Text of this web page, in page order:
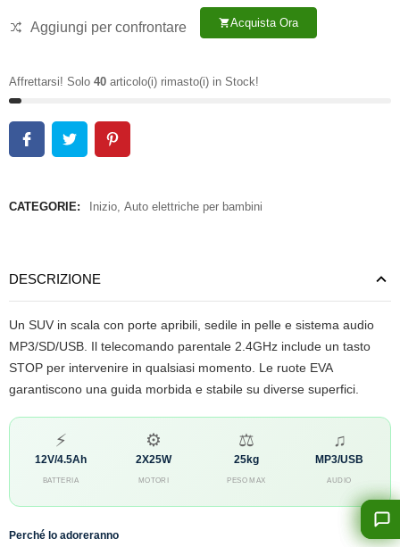
Aggiungi per confrontare shopping_cartAcquista Ora
Affrettarsi! Solo 40 articolo(i) rimasto(i) in Stock!
CATEGORIE: Inizio Auto elettriche per bambini
DESCRIZIONE
Un SUV in scala con porte apribili, sedile in pelle e sistema audio
MP3/SD/USB. Il telecomando parentale 2.4GHz include un tasto
STOP per intervenire in qualsiasi momento. Le ruote EVA
garantiscono una guida morbida e stabile su diverse superfici.
⚡
12V/4.5Ah
BATTERIA
⚙
2X25W
MOTORI
⚖
25kg
PESO MAX
♫
MP3/USB
AUDIO
Perché lo adoreranno